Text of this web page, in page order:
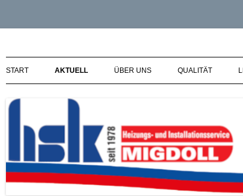
Kai Migdoll – HSK · Heizungs-
START AKTUELL ÜBER UNS QUALITÄT